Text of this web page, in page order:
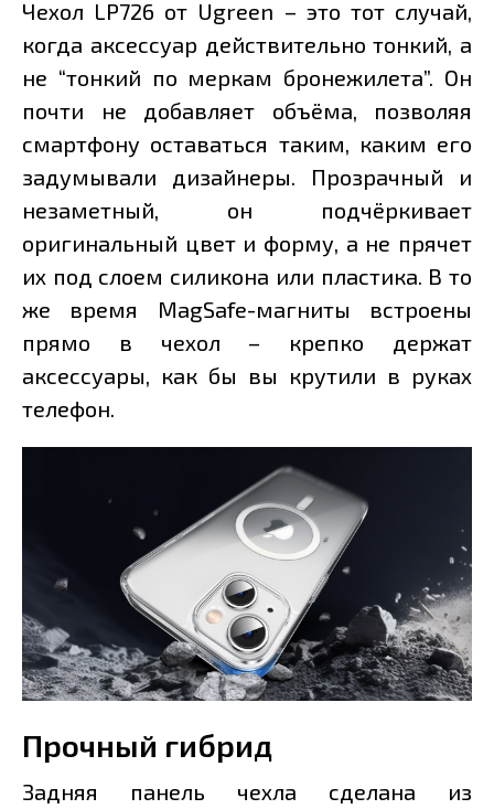
Чехол LP726 от Ugreen – это тот случай,
когда аксессуар действительно тонкий, а
не “тонкий по меркам бронежилета”. Он
почти не добавляет объёма, позволяя
смартфону оставаться таким, каким его
задумывали дизайнеры. Прозрачный и
незаметный, он подчёркивает
оригинальный цвет и форму, а не прячет
их под слоем силикона или пластика. В то
же время MagSafe-магниты встроены
прямо в чехол – крепко держат
аксессуары, как бы вы крутили в руках
телефон.
Прочный гибрид
Задняя панель чехла сделана из